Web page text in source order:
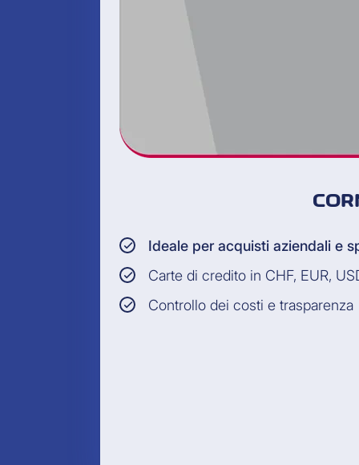
Ideale per acquisti aziendali e
Carte di credito in CHF, EUR,
Controllo dei costi e trasparenza